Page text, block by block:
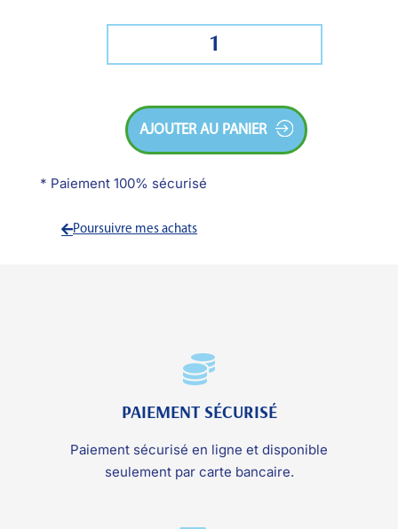
AJOUTER AU PANIER
* Paiement 100% sécurisé
Poursuivre mes achats
PAIEMENT SÉCURISÉ
Paiement sécurisé en ligne et disponible
seulement par carte bancaire.